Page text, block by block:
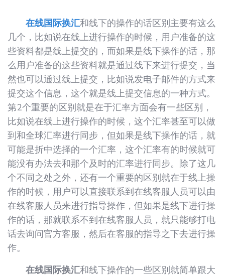
在线国际换汇和线下的操作的话区别主要有这么
几个，比如说在线上进行操作的时候，用户准备的这
些资料都是线上提交的，而如果是线下操作的话，那
么用户准备的这些资料就是通过线下来进行提交，当
然也可以通过线上提交，比如说发电子邮件的方式来
提交这个信息，这个就是线上提交信息的一种方式。
第2个重要的区别就是在于汇率方面会有一些区别，
比如说在线上进行操作的时候，这个汇率甚至可以做
到和全球汇率进行同步，但如果是线下操作的话，就
可能是折中选择的一个汇率，这个汇率有的时候就可
能没有办法去和那个及时的汇率进行同步。除了这几
个不同之处之外，还有一个重要的区别就在于线上操
作的时候，用户可以直接联系到在线客服人员可以由
在线客服人员来进行指导操作，但如果是线下进行操
作的话，那就联系不到在线客服人员，就只能够打电
话去询问官方客服，然后在客服的指导之下去进行操
作。
在线国际换汇和线下操作的一些区别就简单跟大